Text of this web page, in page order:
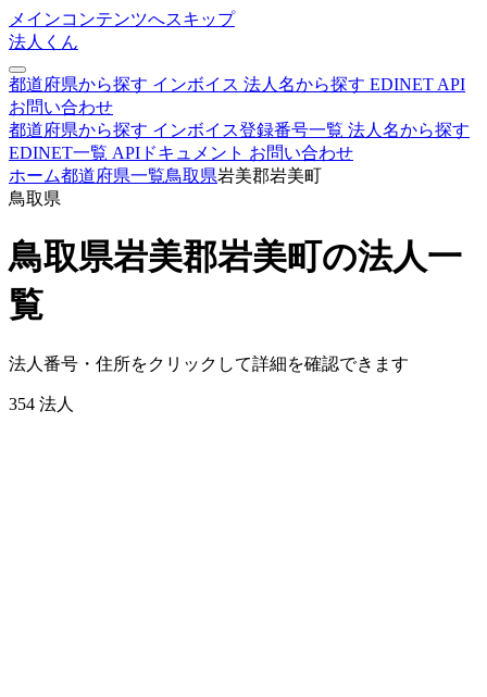
メインコンテンツへスキップ
法人くん
都道府県から探す インボイス 法人名から探す EDINET API
お問い合わせ
都道府県から探す インボイス登録番号一覧 法人名から探す
EDINET一覧 APIドキュメント お問い合わせ
ホーム都道府県一覧鳥取県岩美郡岩美町
鳥取県
鳥取県岩美郡岩美町の法人一
覧
法人番号・住所をクリックして詳細を確認できます
354 法人